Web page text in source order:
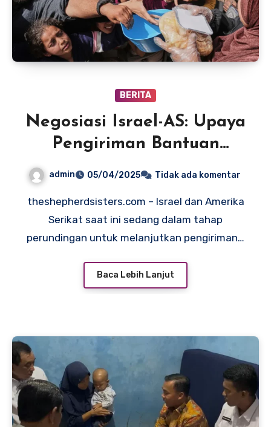
BERITA
Negosiasi Israel-AS: Upaya
Pengiriman Bantuan
admin 05/04/2025 Tidak ada komentar
theshepherdsisters.com – Israel dan Amerika
Serikat saat ini sedang dalam tahap
perundingan untuk melanjutkan pengiriman…
Baca Lebih Lanjut